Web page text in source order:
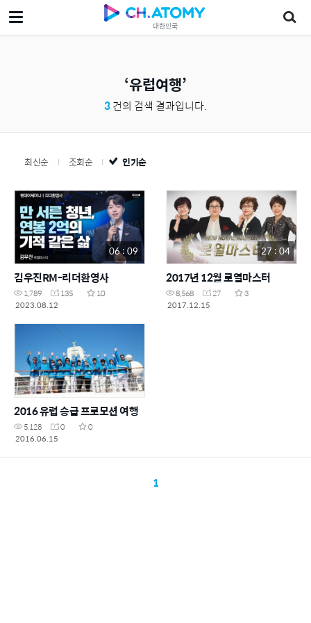
대한민국
유럽여행
3건의 검색 결과입니다.
최신순 조회순 인기순
06 : 09
김우진RM-리더환영사
1,789 135
10
2023.08.12
27 : 04
2017년 12월 로열마스터
8,568 27
3
2017.12.15
2016 유럽 승급 프로모션 여행
5,128 0
0
2016.06.15
1